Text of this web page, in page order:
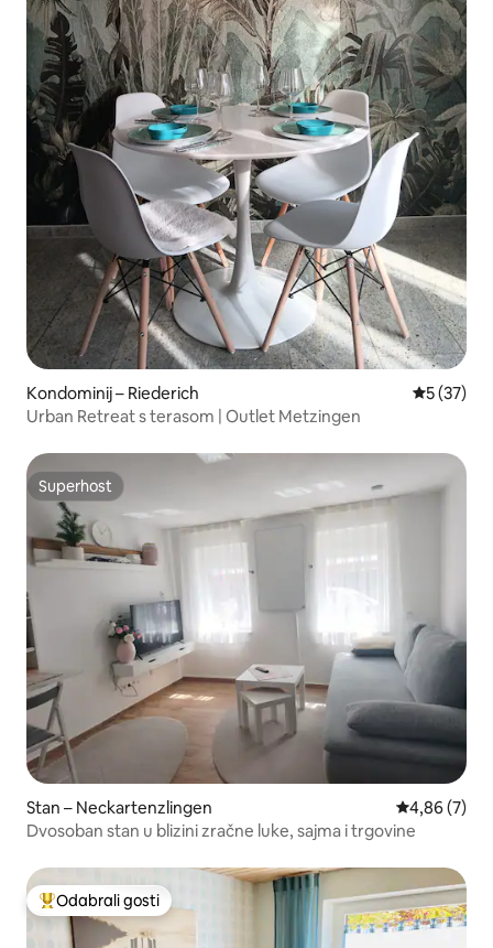
Kondominij – Riederich Prosječna
5 (37)
Urban Retreat s terasom | Outlet Metzingen
Superhost
Superhost
Stan – Neckartenzlingen Prosječna
4,86 (7)
Dvosoban stan u blizini zračne luke, sajma i trgovine
Među najviše rangiranima s oznakom „Odabrali gosti”
Odabrali gosti